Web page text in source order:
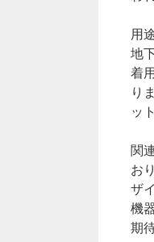
用
地
着
り
ッ
関
お
ザ
機
期